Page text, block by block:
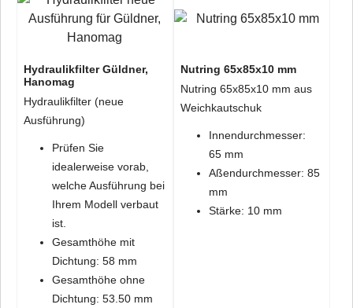
Hydraulikfilter Güldner,
Hanomag
Hydraulikfilter (neue
Ausführung)
Prüfen Sie
idealerweise vorab,
welche Ausführung bei
Ihrem Modell verbaut
ist.
Gesamthöhe mit
Dichtung: 58 mm
Gesamthöhe ohne
Dichtung: 53.50 mm
Nutring 65x85x10 mm
Nutring 65x85x10 mm aus
Weichkautschuk
Innendurchmesser:
65 mm
Aßendurchmesser: 85
mm
Stärke: 10 mm